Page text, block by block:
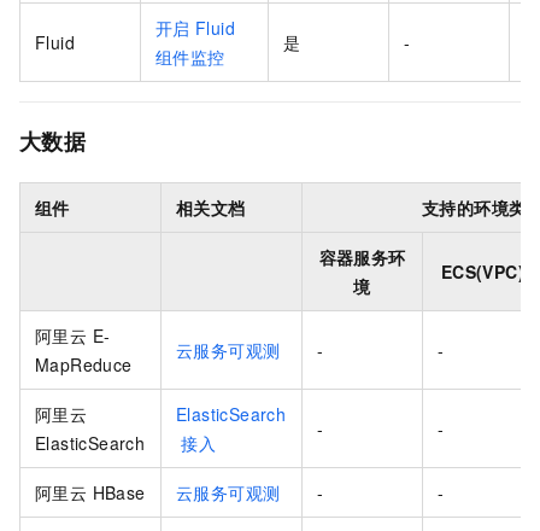
Fluid
开启 Fluid
组件监控
是 -
大数据
组件 相关文档 支持的环境类
容器服务环
境
ECS(VPC)
阿里云 E-
MapReduce
云服务可观测 - -
阿里云
ElasticSearch
ElasticSearch
接入
- -
阿里云 HBase 云服务可观测 - -